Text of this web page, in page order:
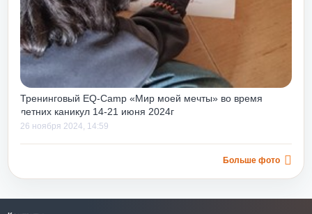
Тренинговый EQ-Camp «Мир моей мечты» во время
летних каникул 14-21 июня 2024г
26 ноября 2024, 14:59
Больше фото